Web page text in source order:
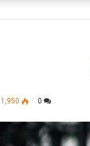
0
1,950